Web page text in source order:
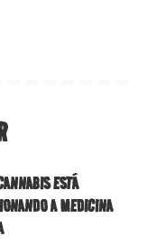
ESTÁ
A MEDICINA